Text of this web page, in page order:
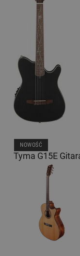
Tyma G15E
NOWOŚĆ